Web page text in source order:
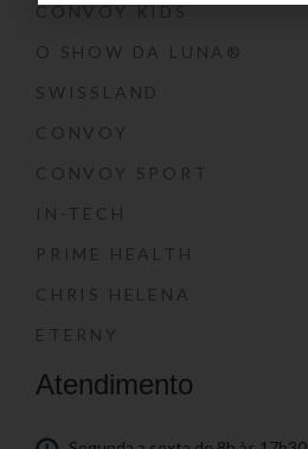
CONVOY KIDS
O SHOW DA LUNA®
SWISSLAND
CONVOY
CONVOY SPORT
IN-TECH
PRIME HEALTH
CHRIS HELENA
ETERNY
Atendimento